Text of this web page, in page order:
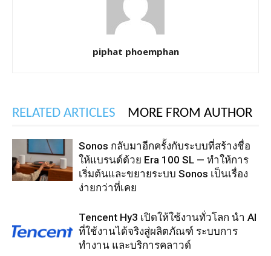
piphat phoemphan
RELATED ARTICLES MORE FROM AUTHOR
Sonos กลับมาอีกครั้งกับระบบที่สร้างชื่อ
ให้แบรนด์ด้วย Era 100 SL — ทำให้การ
เริ่มต้นและขยายระบบ Sonos เป็นเรื่อง
ง่ายกว่าที่เคย
Tencent Hy3 เปิดให้ใช้งานทั่วโลก นำ AI
ที่ใช้งานได้จริงสู่ผลิตภัณฑ์ ระบบการ
ทำงาน และบริการคลาวด์